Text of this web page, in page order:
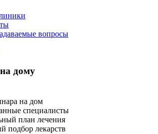
вопросы
дому
на дом
специалисты
план лечения
подбор лекарств